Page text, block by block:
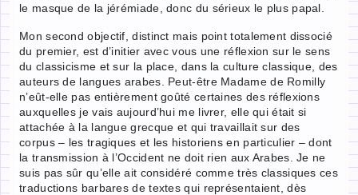
le masque de la jérémiade, donc du sérieux le plus papal.
Mon second objectif, distinct mais point totalement dissocié
du premier, est d’initier avec vous une réflexion sur le sens
du classicisme et sur la place, dans la culture classique, des
auteurs de langues arabes. Peut-être Madame de Romilly
n’eût-elle pas entièrement goûté certaines des réflexions
auxquelles je vais aujourd’hui me livrer, elle qui était si
attachée à la langue grecque et qui travaillait sur des
corpus – les tragiques et les historiens en particulier – dont
la transmission à l’Occident ne doit rien aux Arabes. Je ne
suis pas sûr qu’elle ait considéré comme très classiques ces
traductions barbares de textes qui représentaient, dès